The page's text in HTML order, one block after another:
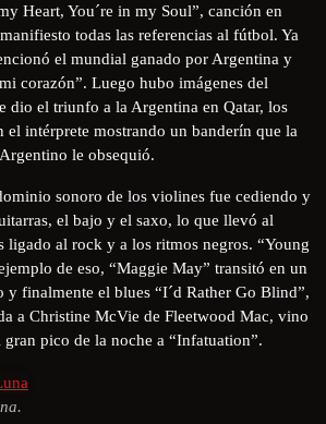
Heart, You´re in my Soul”, canción en
todas las referencias al fútbol. Ya
el mundial ganado por Argentina y
corazón”. Luego hubo imágenes del
dio el triunfo a la Argentina en Qatar, los
el intérprete mostrando un banderín que la
le obsequió.
sonoro de los violines fue cediendo y
el bajo y el saxo, lo que llevó al
ligado al rock y a los ritmos negros. “Young
de eso, “Maggie May” transitó en un
y finalmente el blues “I´d Rather Go Blind”,
a Christine McVie de Fleetwood Mac, vino
pico de la noche a “Infatuation”.